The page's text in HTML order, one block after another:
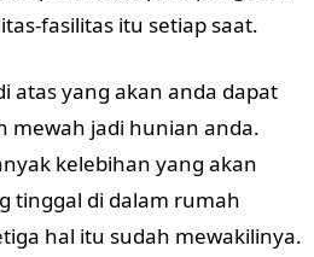
fasilitas itu setiap saat.
atas yang akan anda dapat
mewah jadi hunian anda.
kelebihan yang akan
tinggal di dalam rumah
hal itu sudah mewakilinya.